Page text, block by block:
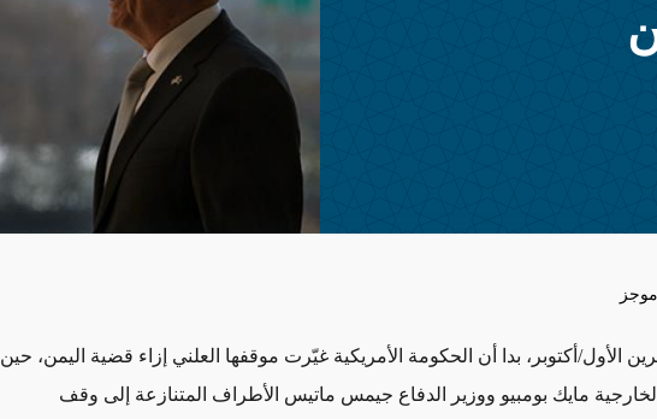
تشرين الأول/أكتوبر، بدا أن الحكومة الأمريكية غيّرت موقفها العلني إزاء قضية اليمن، حين
مايك بومبيو ووزير الدفاع جيمس ماتيس الأطراف المتنازعة إلى وقف